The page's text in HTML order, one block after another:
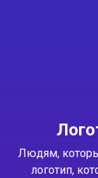
Людям,
логотип,